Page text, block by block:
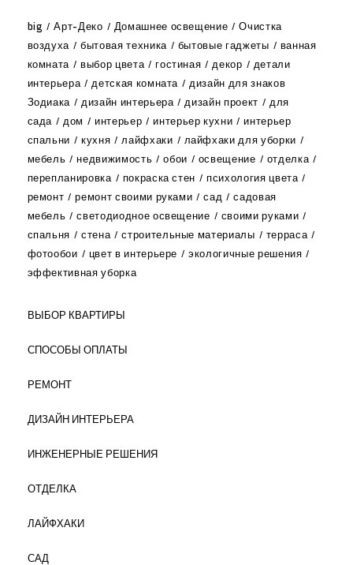
big Арт-Деко Домашнее освещение
Очистка
воздуха
бытовая техника бытовые гаджеты
ванная
комната
выбор цвета гостиная декор
детали
интерьера
детская комната
дизайн для знаков
Зодиака
дизайн интерьера дизайн проект
для
сада
дом интерьер интерьер кухни
интерьер
спальни
кухня лайфхаки
лайфхаки для уборки
мебель
недвижимость обои освещение
отделка
перепланировка
покраска стен
психология цвета
ремонт
ремонт своими руками сад
садовая
мебель
светодиодное освещение
своими руками
спальня
стена строительные материалы
терраса
фотообои
цвет в интерьере
экологичные решения
эффективная уборка
ВЫБОР КВАРТИРЫ
СПОСОБЫ ОПЛАТЫ
РЕМОНТ
ДИЗАЙН ИНТЕРЬЕРА
ИНЖЕНЕРНЫЕ РЕШЕНИЯ
ОТДЕЛКА
ЛАЙФХАКИ
САД